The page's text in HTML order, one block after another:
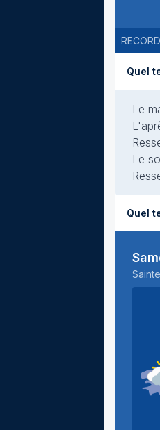
Le
Le